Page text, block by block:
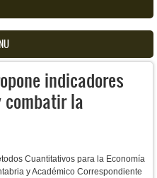
indicadores
combatir la
Cuantitativos para la Economía
y Académico Correspondiente